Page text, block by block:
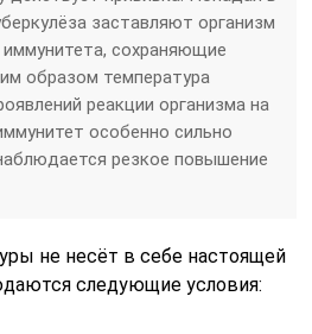
заставляют организм
сохраняющие
образом температура
реакции организма на
особенно сильно
резкое повышение
не несёт в себе настоящей
следующие условия: